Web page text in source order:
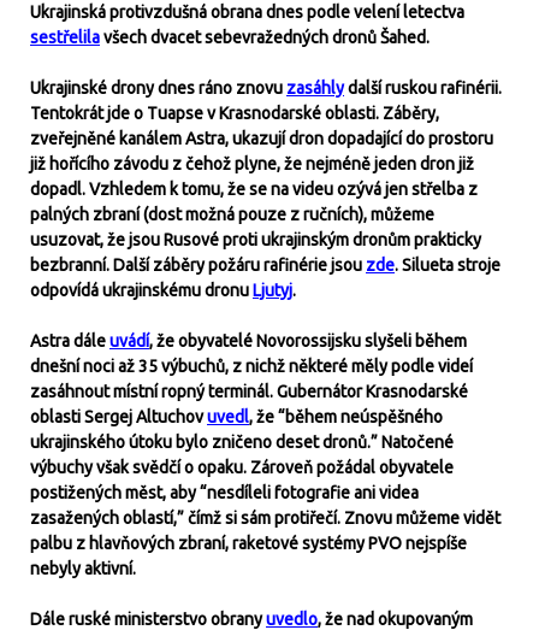
Ukrajinská protivzdušná obrana dnes podle velení letectva
sestřelilavšech dvacet sebevražedných dronů Šahed.
Ukrajinské drony dnes ráno znovu zasáhlydalší ruskou rafinérii.
Tentokrát jde o Tuapse v Krasnodarské oblasti. Záběry,
zveřejněné kanálem Astra, ukazují dron dopadající do prostoru
již hořícího závodu z čehož plyne, že nejméně jeden dron již
dopadl. Vzhledem k tomu, že se na videu ozývá jen střelba z
palných zbraní (dost možná pouze z ručních), můžeme
usuzovat, že jsou Rusové proti ukrajinským dronům prakticky
bezbranní. Další záběry požáru rafinérie jsou zde. Silueta stroje
odpovídá ukrajinskému dronuLjutyj.
Astra dáleuvádí, že obyvatelé Novorossijsku slyšeli během
dnešní noci až 35 výbuchů, z nichž některé měly podle videí
zasáhnout místní ropný terminál. Gubernátor Krasnodarské
oblasti Sergej Altuchovuvedl, že “během neúspěšného
ukrajinského útoku bylo zničeno deset dronů.” Natočené
výbuchy však svědčí o opaku. Zároveň požádal obyvatele
postižených měst, aby “nesdíleli fotografie ani videa
zasažených oblastí,” čímž si sám protiřečí. Znovu můžeme vidět
palbu z hlavňových zbraní, raketové systémy PVO nejspíše
nebyly aktivní.
Dále ruské ministerstvo obranyuvedlo, že nad okupovaným